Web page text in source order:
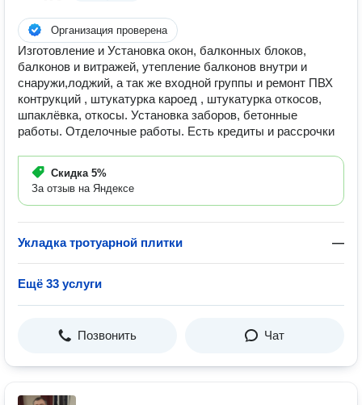
Организация проверена
Изготовление и Установка окон, балконных блоков,
балконов и витражей, утепление балконов внутри и
снаружи,лоджий, а так же входной группы и ремонт ПВХ
контрукций , штукатурка кароед , штукатурка откосов,
шпаклёвка, откосы. Установка заборов, бетонные
работы. Отделочные работы. Есть кредиты и рассрочки
Скидка 5%
За отзыв на Яндексе
Укладка тротуарной плитки —
Ещё 33 услуги
Позвонить Чат